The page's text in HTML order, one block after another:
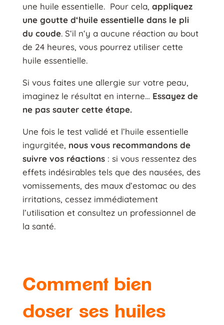
une huile essentielle. Pour cela, appliquez
une goutte d‘huile essentielle dans le pli
du coude. S‘il n‘y a aucune réaction au bout
de 24 heures, vous pourrez utiliser cette
huile essentielle.
Si vous faites une allergie sur votre peau,
imaginez le résultat en interne… Essayez de
ne pas sauter cette étape.
Une fois le test validé et l’huile essentielle
ingurgitée, nous vous recommandons de
suivre vos réactions : si vous ressentez des
effets indésirables tels que des nausées, des
vomissements, des maux d’estomac ou des
irritations, cessez immédiatement
l’utilisation et consultez un professionnel de
la santé.
Comment bien
doser ses huiles